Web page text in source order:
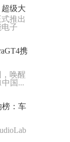
级大
推出
子
携
唤醒
国...
榜：车